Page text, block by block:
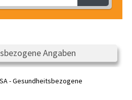
Angaben
- Gesundheitsbezogene